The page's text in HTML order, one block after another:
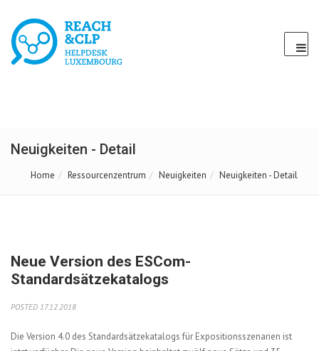
Neuigkeiten - Detail
Home Ressourcenzentrum Neuigkeiten Neuigkeiten - Detail
Neue Version des ESCom-
Standardsätzekatalogs
POSTED 17.12.2018
Die Version 4.0 des Standardsätzekatalogs für Expositionsszenarien ist